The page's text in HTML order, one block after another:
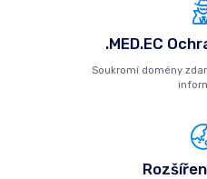
.MED.EC
Soukromí domény